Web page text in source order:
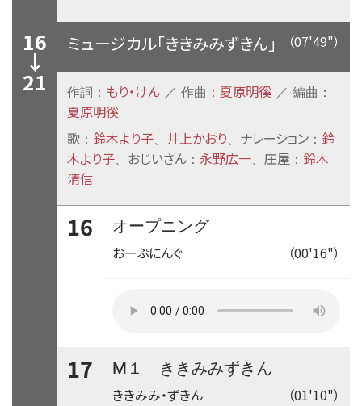
16
↓
21
（07'49"）
ミュージカル「ききみみずきん」
作詞： もり・けん ／ 作曲： 夏原明徯 ／ 編曲：
夏原明徯
歌 ： 鈴木より子、 井上かおり、 ナレーション ： 鈴
木より子、 おじいさん ： 永野広一、 庄屋 ： 鈴木
清信
16
オープニング
（00'16"）
おーぷにんぐ
17
M１ ききみみずきん
（01'10"）
ききみみ・ずきん